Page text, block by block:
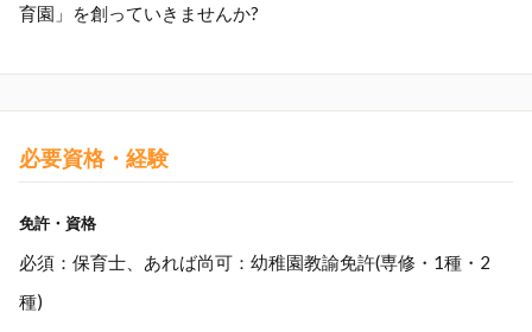
育園」を創っていきませんか?
必要資格・経験
免許・資格
必須：保育士、あれば尚可：幼稚園教諭免許(専修・1種・2
種)